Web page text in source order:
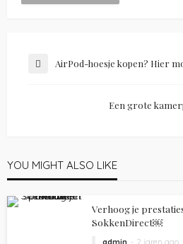
AirPod-hoesje kopen? Hier
Een grote
YOU MIGHT ALSO LIKE
Verhoog je
SokkenDirect￼
admin 2 jaren ago